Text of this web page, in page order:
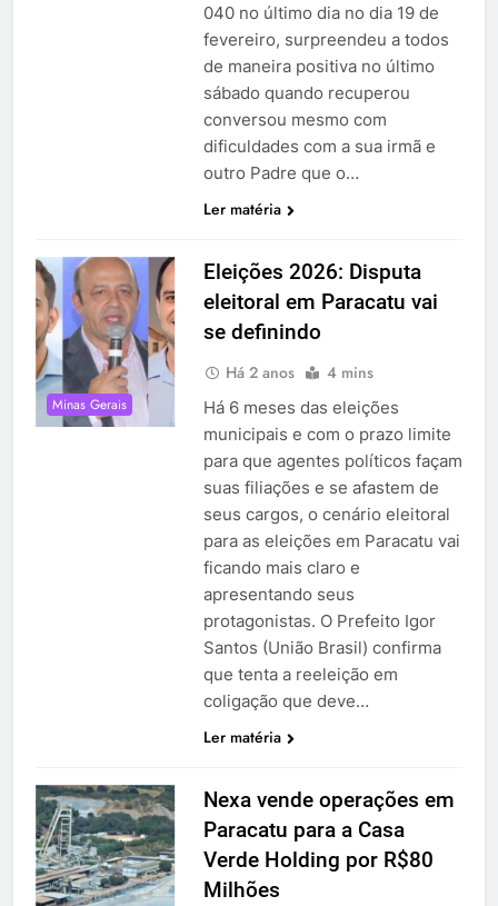
040 no último dia no dia 19 de
fevereiro, surpreendeu a todos
de maneira positiva no último
sábado quando recuperou
conversou mesmo com
dificuldades com a sua irmã e
outro Padre que o…
Ler matéria
Minas Gerais
Eleições 2026: Disputa
eleitoral em Paracatu vai
se definindo
Há 2 anos 4 mins
Há 6 meses das eleições
municipais e com o prazo limite
para que agentes políticos façam
suas filiações e se afastem de
seus cargos, o cenário eleitoral
para as eleições em Paracatu vai
ficando mais claro e
apresentando seus
protagonistas. O Prefeito Igor
Santos (União Brasil) confirma
que tenta a reeleição em
coligação que deve…
Ler matéria
Nexa vende operações em
Paracatu para a Casa
Verde Holding por R$80
Milhões